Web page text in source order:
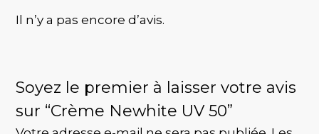
Il n’y a pas encore d’avis.
Soyez le premier à laisser votre avis
sur “Crème Newhite UV 50”